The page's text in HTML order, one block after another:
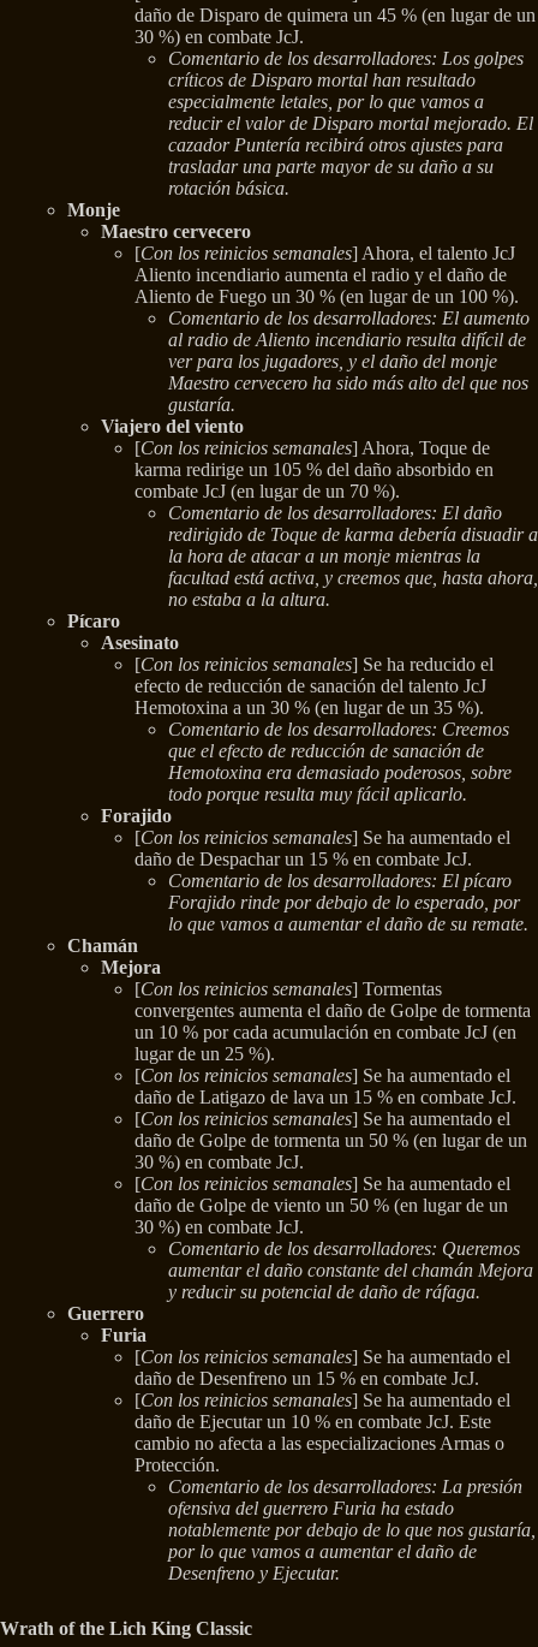
daño de Disparo de quimera un 45 % (en lugar de un
30 %) en combate JcJ.
Comentario de los desarrolladores: Los golpes
críticos de Disparo mortal han resultado
especialmente letales, por lo que vamos a
reducir el valor de Disparo mortal mejorado. El
cazador Puntería recibirá otros ajustes para
trasladar una parte mayor de su daño a su
rotación básica.
Monje
Maestro cervecero
[Con los reinicios semanales] Ahora, el talento JcJ
Aliento incendiario aumenta el radio y el daño de
Aliento de Fuego un 30 % (en lugar de un 100 %).
Comentario de los desarrolladores: El aumento
al radio de Aliento incendiario resulta difícil de
ver para los jugadores, y el daño del monje
Maestro cervecero ha sido más alto del que nos
gustaría.
Viajero del viento
[Con los reinicios semanales] Ahora, Toque de
karma redirige un 105 % del daño absorbido en
combate JcJ (en lugar de un 70 %).
Comentario de los desarrolladores: El daño
redirigido de Toque de karma debería disuadir a
la hora de atacar a un monje mientras la
facultad está activa, y creemos que, hasta ahora,
no estaba a la altura.
Pícaro
Asesinato
[Con los reinicios semanales] Se ha reducido el
efecto de reducción de sanación del talento JcJ
Hemotoxina a un 30 % (en lugar de un 35 %).
Comentario de los desarrolladores: Creemos
que el efecto de reducción de sanación de
Hemotoxina era demasiado poderosos, sobre
todo porque resulta muy fácil aplicarlo.
Forajido
[Con los reinicios semanales] Se ha aumentado el
daño de Despachar un 15 % en combate JcJ.
Comentario de los desarrolladores: El pícaro
Forajido rinde por debajo de lo esperado, por
lo que vamos a aumentar el daño de su remate.
Chamán
Mejora
[Con los reinicios semanales] Tormentas
convergentes aumenta el daño de Golpe de tormenta
un 10 % por cada acumulación en combate JcJ (en
lugar de un 25 %).
[Con los reinicios semanales] Se ha aumentado el
daño de Latigazo de lava un 15 % en combate JcJ.
[Con los reinicios semanales] Se ha aumentado el
daño de Golpe de tormenta un 50 % (en lugar de un
30 %) en combate JcJ.
[Con los reinicios semanales] Se ha aumentado el
daño de Golpe de viento un 50 % (en lugar de un
30 %) en combate JcJ.
Comentario de los desarrolladores: Queremos
aumentar el daño constante del chamán Mejora
y reducir su potencial de daño de ráfaga.
Guerrero
Furia
[Con los reinicios semanales] Se ha aumentado el
daño de Desenfreno un 15 % en combate JcJ.
[Con los reinicios semanales] Se ha aumentado el
daño de Ejecutar un 10 % en combate JcJ. Este
cambio no afecta a las especializaciones Armas o
Protección.
Comentario de los desarrolladores: La presión
ofensiva del guerrero Furia ha estado
notablemente por debajo de lo que nos gustaría,
por lo que vamos a aumentar el daño de
Desenfreno y Ejecutar.
Wrath of the Lich King Classic